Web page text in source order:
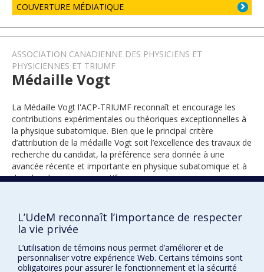
COUVERTURE MÉDIATIQUE
ASSOCIATION CANADIENNE DES PHYSICIENS ET
PHYSICIENNES ET TRIUMF
Médaille Vogt
La Médaille Vogt l'ACP-TRIUMF reconnaît et encourage les
contributions expérimentales ou théoriques exceptionnelles à
la physique subatomique. Bien que le principal critère
d’attribution de la médaille Vogt soit l’excellence des travaux de
recherche du candidat, la préférence sera donnée à une
avancée récente et importante en physique subatomique et à
des chercheurs encore actifs.
2026
L’UdeM reconnaît l’importance de respecter
la vie privée
L’utilisation de témoins nous permet d’améliorer et de
personnaliser votre expérience Web. Certains témoins sont
obligatoires pour assurer le fonctionnement et la sécurité